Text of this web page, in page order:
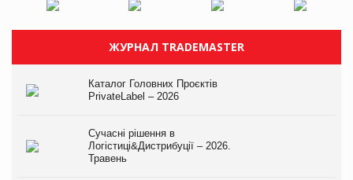
ЖУРНАЛ TRADEMASTER
Каталог Головних Проєктів
PrivateLabel – 2026
Сучасні рішення в
Логістиці&Дистрибуції – 2026.
Травень